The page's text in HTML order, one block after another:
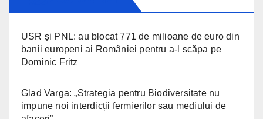
USR și PNL: au blocat 771 de milioane de euro din
banii europeni ai României pentru a-l scăpa pe
Dominic Fritz
Glad Varga: „Strategia pentru Biodiversitate nu
impune noi interdicții fermierilor sau mediului de